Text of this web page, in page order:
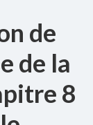
de
de la
8